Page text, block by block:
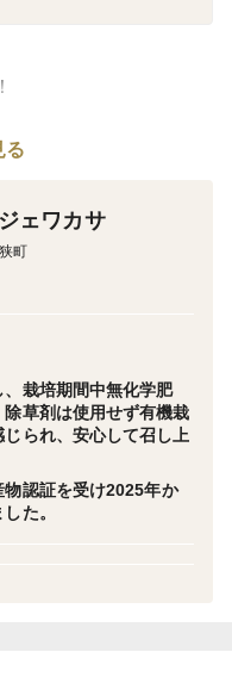
る
ェワカサ
町
栽培期間中無化学肥
草剤は使用せず有機栽
られ、安心して召し上
認証を受け2025年か
た。